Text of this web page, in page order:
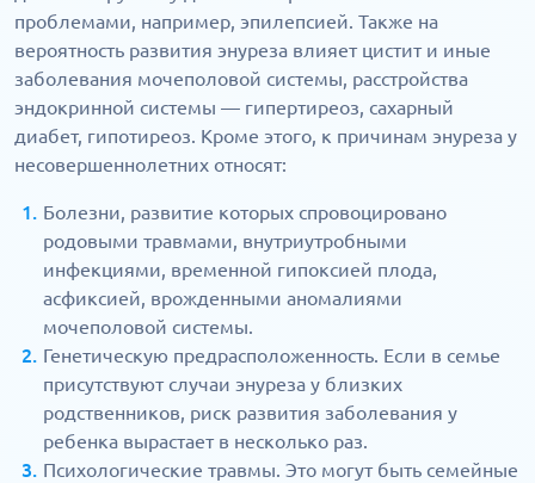
проблемами, например, эпилепсией. Также на
вероятность развития энуреза влияет цистит и иные
заболевания мочеполовой системы, расстройства
эндокринной системы — гипертиреоз, сахарный
диабет, гипотиреоз. Кроме этого, к причинам энуреза у
несовершеннолетних относят:
Болезни, развитие которых спровоцировано
родовыми травмами, внутриутробными
инфекциями, временной гипоксией плода,
асфиксией, врожденными аномалиями
мочеполовой системы.
Генетическую предрасположенность. Если в семье
присутствуют случаи энуреза у близких
родственников, риск развития заболевания у
ребенка вырастает в несколько раз.
Психологические травмы. Это могут быть семейные